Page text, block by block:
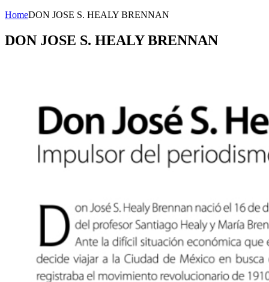
HomeDON JOSE S. HEALY BRENNAN
DON JOSE S. HEALY BRENNAN